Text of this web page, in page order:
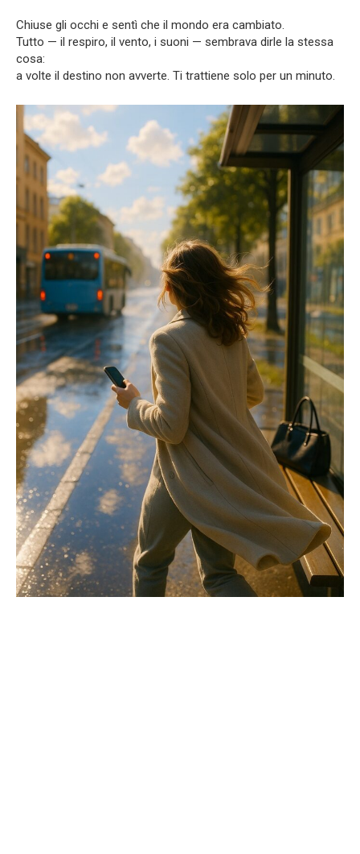
Chiuse gli occhi e sentì che il mondo era cambiato.
Tutto — il respiro, il vento, i suoni — sembrava dirle la stessa
cosa:
a volte il destino non avverte. Ti trattiene solo per un minuto.